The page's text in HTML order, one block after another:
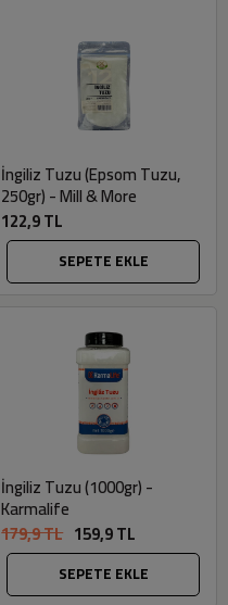
İngiliz Tuzu (Epsom Tuzu,
250gr) - Mill & More
122,9 TL
SEPETE EKLE
İngiliz Tuzu (1000gr) -
Karmalife
179,9 TL 159,9 TL
SEPETE EKLE